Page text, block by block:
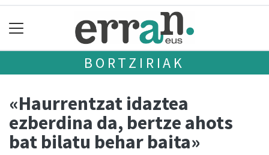
BORTZIRIAK
«Haurrentzat idaztea
ezberdina da, bertze ahots
bat bilatu behar baita»